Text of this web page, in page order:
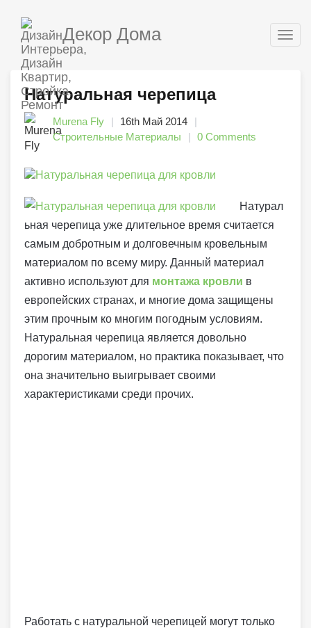
Декор Дома
Натуральная черепица
Murena Fly
16th Май 2014
Строительные Материалы
0 Comments
Натурал
ьная черепица уже длительное время считается
самым добротным и долговечным кровельным
материалом по всему миру. Данный материал
активно используют для монтажа кровли в
европейских странах, и многие дома защищены
этим прочным ко многим погодным условиям.
Натуральная черепица является довольно
дорогим материалом, но практика показывает, что
она значительно выигрывает своими
характеристиками среди прочих.
Работать с натуральной черепицей могут только